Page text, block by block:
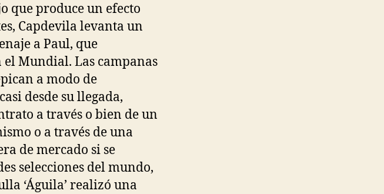
que produce un efecto
Capdevila levanta un
a Paul, que
Mundial. Las campanas
a modo de
desde su llegada,
a través o bien de un
o a través de una
de mercado si se
selecciones del mundo,
‘Águila’ realizó una